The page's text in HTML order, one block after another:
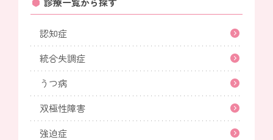
認知症
統合失調症
うつ病
双極性障害
強迫症